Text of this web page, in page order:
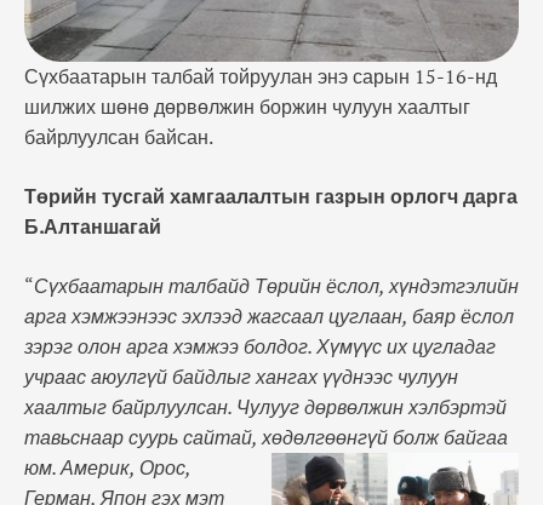
Сүхбаатарын талбай тойруулан энэ сарын 15-16-нд
шилжих шөнө дөрвөлжин боржин чулуун хаалтыг
байрлуулсан байсан.
Төрийн тусгай хамгаалалтын газрын орлогч дарга
Б.Алтаншагай
“Сүхбаатарын талбайд Төрийн ёслол, хүндэтгэлийн
арга хэмжээнээс эхлээд жагсаал цуглаан, баяр ёслол
зэрэг олон арга хэмжээ болдог. Хүмүүс их цугладаг
учраас аюулгүй байдлыг хангах үүднээс чулуун
хаалтыг байрлуулсан. Чулууг дөрвөлжин хэлбэртэй
тавьснаар суурь сайтай, хөдөлгөөнгүй болж байгаа
юм.Америк, Орос,
Герман, Япон гэх мэт